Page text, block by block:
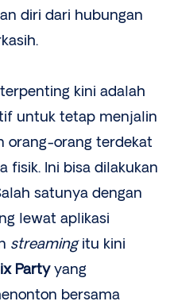
diri dari hubungan
kini adalah
untuk tetap menjalin
orang-orang terdekat
fisik. Ini bisa dilakukan
satunya dengan
lewat aplikasi
streamingitu kini
Partyyang
bersama